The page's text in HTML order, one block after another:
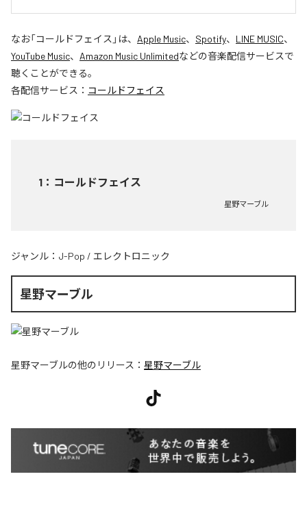
なお「コールドフェイス 」は、 Apple Music、 Spotify、 LINE MUSIC、
YouTube Music、 Amazon Music Unlimitedなどの音楽配信サービスで
聴くことができる。
各配信サービス： コールドフェイス
1 ： コールドフェイス
星野マーブル
ジャンル： J-Pop / エレクトロニック
星野マーブル
星野マーブルの他のリリース： 星野マーブル